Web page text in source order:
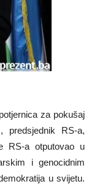
za pokušaj
predsjednik RS-a,
RS-a otputovao u
i genocidnim
u svijetu.